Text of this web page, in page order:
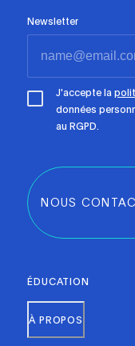
Newsletter
J'accepte la
données
au RGPD.
NOUS
ÉDUCATION
À PROPOS